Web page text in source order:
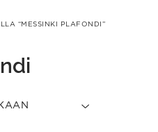
“MESSINKI PLAFONDI”